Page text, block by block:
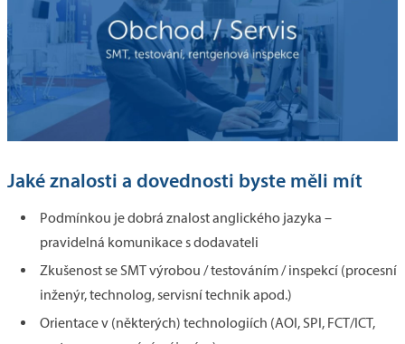
Jaké znalosti a dovednosti byste měli mít
Podmínkou je dobrá znalost anglického jazyka –
pravidelná komunikace s dodavateli
Zkušenost se SMT výrobou / testováním / inspekcí (procesní
inženýr, technolog, servisní technik apod.)
Orientace v (některých) technologiích (AOI, SPI, FCT/ICT,